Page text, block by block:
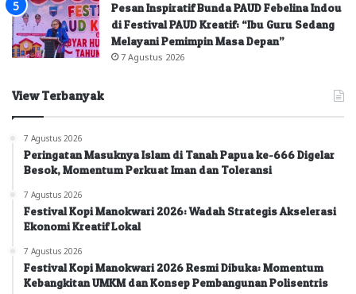
Pesan Inspiratif Bunda PAUD Febelina Indou
di Festival PAUD Kreatif: “Ibu Guru Sedang
Melayani Pemimpin Masa Depan”
7 Agustus 2026
View Terbanyak
7 Agustus 2026
Peringatan Masuknya Islam di Tanah Papua ke-666 Digelar
Besok, Momentum Perkuat Iman dan Toleransi
7 Agustus 2026
Festival Kopi Manokwari 2026: Wadah Strategis Akselerasi
Ekonomi Kreatif Lokal
7 Agustus 2026
Festival Kopi Manokwari 2026 Resmi Dibuka: Momentum
Kebangkitan UMKM dan Konsep Pembangunan Polisentris